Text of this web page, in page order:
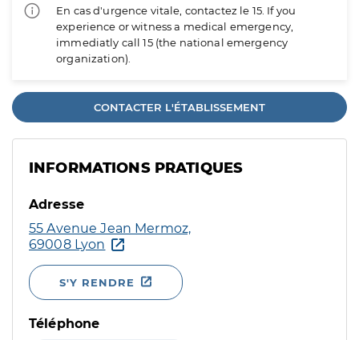
En cas d'urgence vitale, contactez le 15. If you
experience or witness a medical emergency,
immediatly call 15 (the national emergency
organization).
CONTACTER L'ÉTABLISSEMENT
INFORMATIONS PRATIQUES
Adresse
55 Avenue Jean Mermoz,
69008 Lyon
S'Y RENDRE
Téléphone